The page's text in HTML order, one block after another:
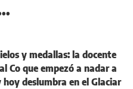
y medallas: la docente
Co que empezó a nadar a
hoy deslumbra en el Glaciar